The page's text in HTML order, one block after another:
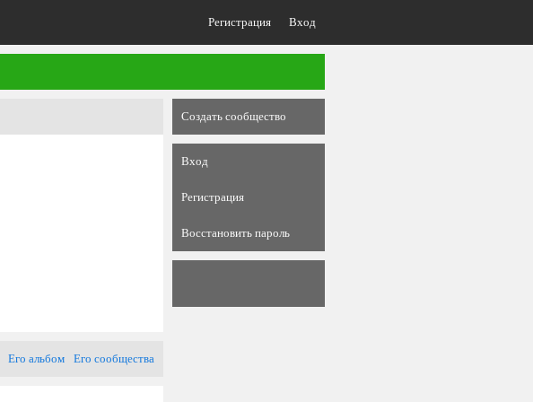
Регистрация Вход
Его альбом Его сообщества
Создать сообщество
Вход
Регистрация
Восстановить пароль